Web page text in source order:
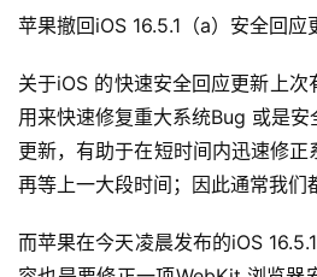
苹果撤回iOS 16.5.1（a）安全回应
关于iOS 的快速安全回应更新上
用来快速修复重大系统Bug 或是
更新，有助于在短时间内迅速修正
再等上一大段时间；因此通常我们
而苹果在今天凌晨发布的iOS